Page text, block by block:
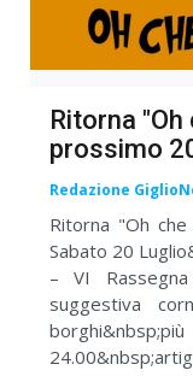
Ritorna "Oh
prossimo
Redazione
Ritorna "Oh
Sabato 20
– VI
suggestiva